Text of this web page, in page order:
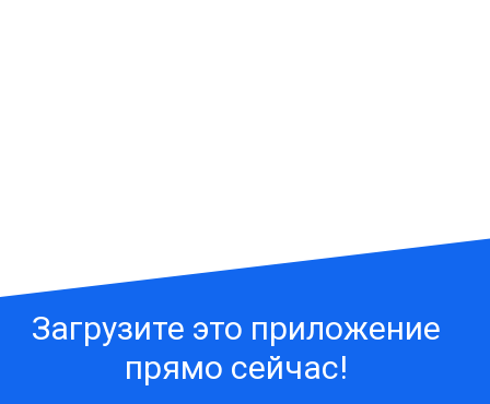
Загрузите это приложение
прямо сейчас!